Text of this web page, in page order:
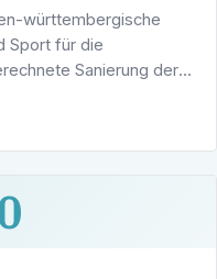
württembergische
Sport für die
Sanierung der